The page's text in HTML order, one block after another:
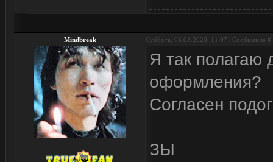
Mindbreak Суббота, 08.08.2020, 11:07 | Сообщение #
Я так полагаю
оформления?
Согласен
ЗЫ